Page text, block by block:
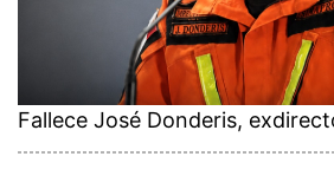
Fallece José Donderis,